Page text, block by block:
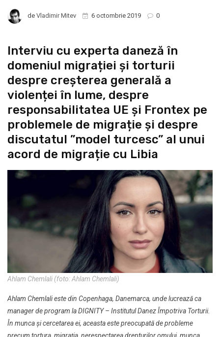
de Vladimir Mitev 6 octombrie 2019 0
Interviu cu experta daneză în
domeniul migrației și torturii
despre creșterea generală a
violenței în lume, despre
responsabilitatea UE şi Frontex pe
problemele de migrație şi despre
discutatul ”model turcesc” al unui
acord de migrație cu Libia
Ahlam Chemlali (foto: Ahlam Chemlali)
Ahlam Chemlali este din Copenhaga, Danemarca, unde lucrează ca
manager de program la DIGNITY – Institutul Danez Împotriva Torturii.
În munca şi cercetarea ei, aceasta este preocupată de probleme